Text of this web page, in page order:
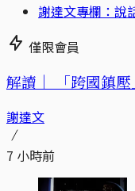
謝達文專欄：說
僅限會員
解讀｜ 「跨國鎮
謝達文
7 小時前